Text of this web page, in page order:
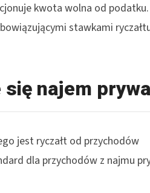
kwota wolna od
stawkami
najem
jest ryczałt od przychodów
dla przychodów z najmu